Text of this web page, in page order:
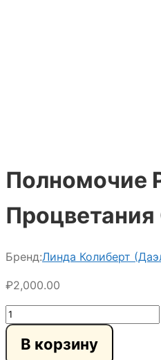
Полномочие
Бренд:Линда Колиберт
₽2,000.00
Количество
товара
Полномочие
В корзину